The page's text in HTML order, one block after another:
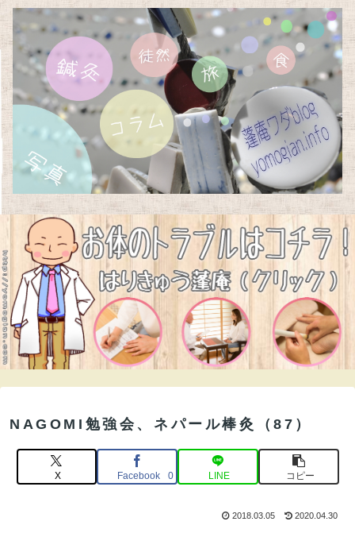
NAGOMI勉強会、ネパール棒灸（87）
X Facebook 0 LINE コピー
2018.03.05 2020.04.30